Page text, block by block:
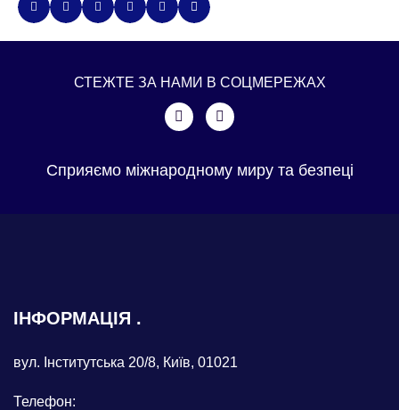
СТЕЖТЕ ЗА НАМИ В СОЦМЕРЕЖАХ
Сприяємо міжнародному миру та безпеці
ІНФОРМАЦІЯ
вул. Інститутська 20/8, Київ, 01021
Телефон: